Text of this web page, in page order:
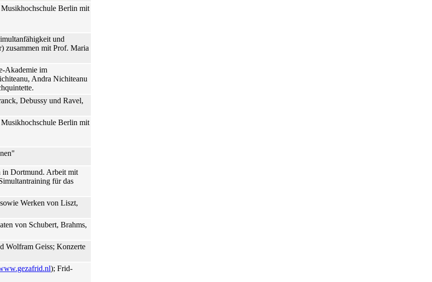
Berlin mit
und
zusammen mit Prof. Maria
Akademie im
Andra Nichiteanu
Debussy und Ravel,
Berlin mit
in Dortmund. Arbeit mit
für das
Werken von Liszt,
von Schubert, Brahms,
Wolfram Geiss; Konzerte
); Frid-